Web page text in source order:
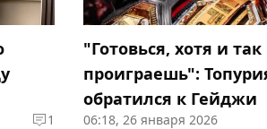
Елена Рыбакина с
турнира WTA 1000 в
Торонто
1
"Готовься, хотя и так
проиграешь":
обратился к Гейджи
06:18, 26 января 2026